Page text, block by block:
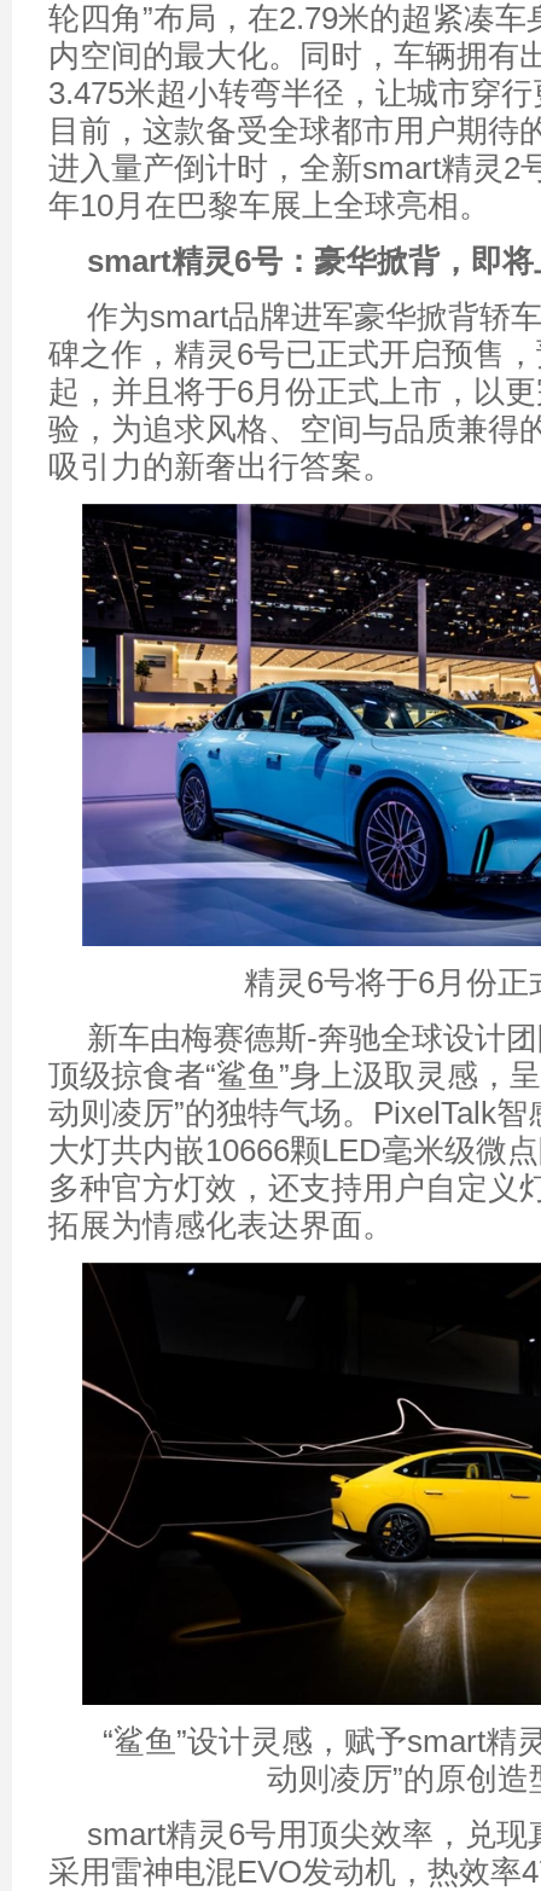
轮四角”布局，在2.79米的超紧凑
内空间的最大化。同时，车辆拥有
3.475米超小转弯半径，让城市穿
目前，这款备受全球都市用户期待
进入量产倒计时，全新smart精灵2
年10月在巴黎车展上全球亮相。
smart精灵6号：豪华掀背，即将
作为smart品牌进军豪华掀背轿
碑之作，精灵6号已正式开启预售
起，并且将于6月份正式上市，以
验，为追求风格、空间与品质兼得
吸引力的新奢出行答案。
精灵6号将于6月份正
新车由梅赛德斯-奔驰全球设计
顶级掠食者“鲨鱼”身上汲取灵感，
动则凌厉”的独特气场。PixelTalk
大灯共内嵌10666颗LED毫米级微
多种官方灯效，还支持用户自定义
拓展为情感化表达界面。
“鲨鱼”设计灵感，赋予smart精
动则凌厉”的原创造
smart精灵6号用顶尖效率，兑现
采用雷神电混EVO发动机，热效率